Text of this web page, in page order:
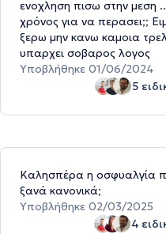
ενοχληση πισω στην μεση
χρόνος για να περασει;;
ξερω μην κανω καμοια
υπαρχει σοβαρος λογος
Υποβλήθηκε 01/06/2024
5
Καλησπέρα η οσφυαλγία
ξανά κανονικά;
Υποβλήθηκε 02/03/2025
4